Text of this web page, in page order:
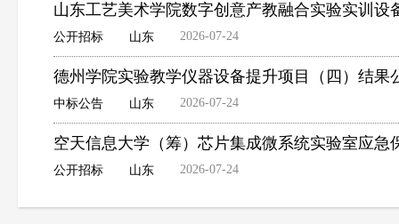
山东工艺美术学院数字创意产教融合实验实训
公开招标 山东 2026-07-24
德州学院实验教学仪器设备提升项目（四）结果
中标公告 山东 2026-07-24
空天信息大学（筹）芯片集成微系统实验室应
公开招标 山东 2026-07-24